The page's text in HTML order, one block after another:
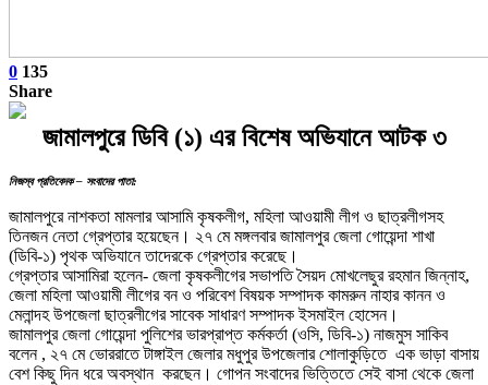
0 135
Share
জামালপুরে ডিবি (১) এর বিশেষ অভিযানে আটক ৩
নিজস্ব প্রতিবেদক – সংবাদের পাতা:
জামালপুরে নাশকতা মামলার আসামি কৃষকলীগ, মহিলা আওয়ামী লীগ ও ছাত্রলীগসহ
তিনজন নেতা গ্রেপ্তার হয়েছেন। ২৭ মে মঙ্গলবার জামালপুর জেলা গোয়েন্দা শাখা
(ডিবি-১) পৃথক অভিযানে তাদেরকে গ্রেপ্তার করেছে।
গ্রেপ্তার আসামিরা হলেন- জেলা কৃষকলীগের সভাপতি সৈয়দ মোখলেছুর রহমান জিন্নাহ,
জেলা মহিলা আওয়ামী লীগের বন ও পরিবেশ বিষয়ক সম্পাদক কামরুন নাহার কানন ও
মেলান্দহ উপজেলা ছাত্রলীগের সাবেক সাধারণ সম্পাদক ইসমাইল হোসেন।
জামালপুর জেলা গোয়েন্দা পুলিশের ভারপ্রাপ্ত কর্মকর্তা (ওসি, ডিবি-১) নাজমুস সাকিব
বলেন , ২৭ মে ভোররাতে টাঙ্গাইল জেলার মধুপুর উপজেলার শোলাকুড়িতে এক ভাড়া বাসায়
বেশ কিছু দিন ধরে অবস্থান করছেন। গোপন সংবাদের ভিত্তিতে সেই বাসা থেকে জেলা